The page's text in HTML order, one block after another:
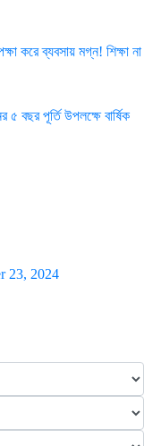
করে ব্যবসায় মগ্ন! শিক্ষা না
৫ বছর পূর্তি উপলক্ষে বার্ষিক
23, 2024